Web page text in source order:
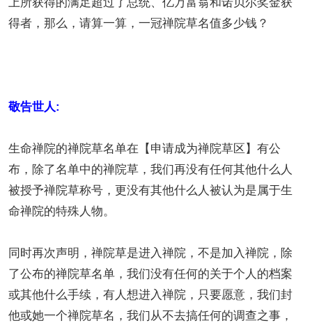
得者，那么，请算一算，一冠禅院草名值多少钱？
敬告世人:
生命禅院的禅院草名单在【申请成为禅院草区】有公
布，除了名单中的禅院草，我们再没有任何其他什么人
被授予禅院草称号，更没有其他什么人被认为是属于生
命禅院的特殊人物。
同时再次声明，禅院草是进入禅院，不是加入禅院，除
了公布的禅院草名单，我们没有任何的关于个人的档案
或其他什么手续，有人想进入禅院，只要愿意，我们封
他或她一个禅院草名，我们从不去搞任何的调查之事，